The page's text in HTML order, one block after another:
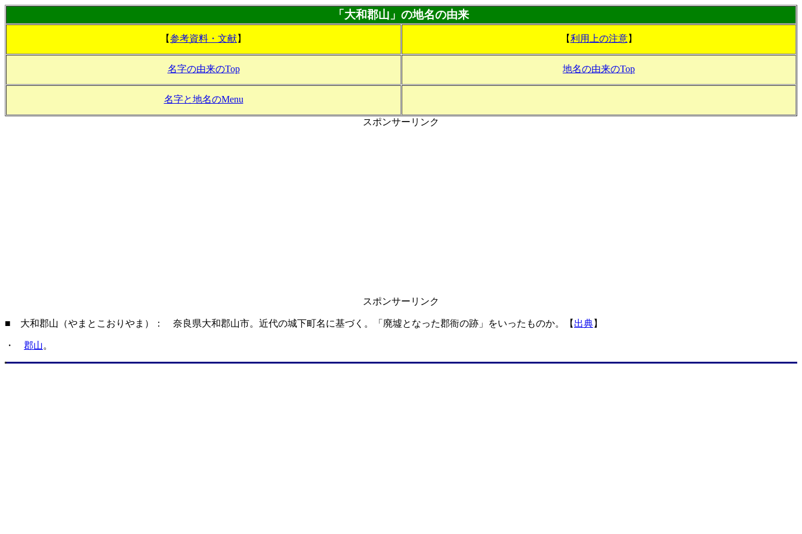
「大和郡山」の地名の由来
【参考資料・文献】 【利用上の注意】
名字の由来のTop 地名の由来のTop
名字と地名のMenu
スポンサーリンク
スポンサーリンク
■ 大和郡山（やまとこおりやま）： 奈良県大和郡山市。近代の城下町名に基づく。「廃墟となった郡衙の跡」をいったものか。【 出典】
・ 郡山。